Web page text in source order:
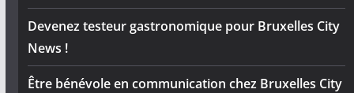
Devenez testeur gastronomique pour Bruxelles City
News !
Être bénévole en communication chez Bruxelles City